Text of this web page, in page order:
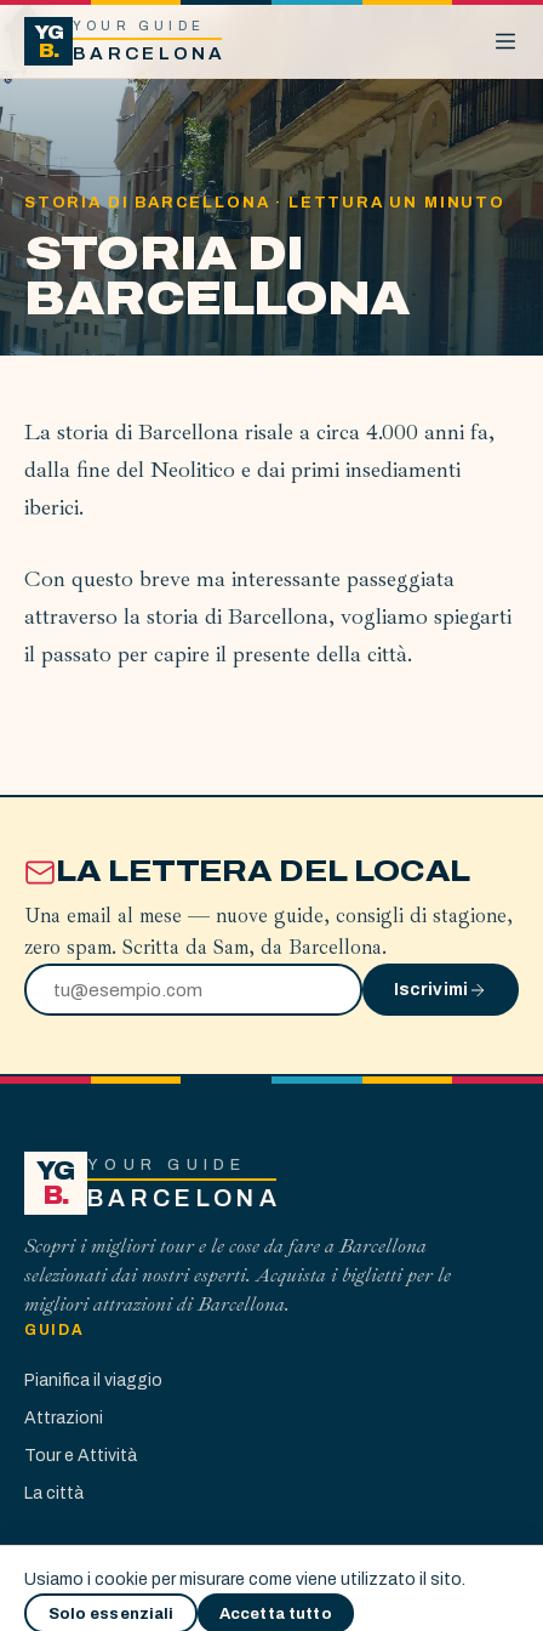
YG
B.
YOUR GUIDE
BARCELONA
STORIA DI BARCELLONA · LETTURA UN MINUTO
STORIA DI
BARCELLONA
La storia di Barcellona risale a circa 4.000 anni fa,
dalla fine del Neolitico e dai primi insediamenti
iberici.
Con questo breve ma interessante passeggiata
attraverso la storia di Barcellona, vogliamo spiegarti
il passato per capire il presente della città.
LA LETTERA DEL LOCAL
Una email al mese — nuove guide, consigli di stagione,
zero spam. Scritta da Sam, da Barcellona.
Iscrivimi
YG
B.
YOUR GUIDE
BARCELONA
Scopri i migliori tour e le cose da fare a Barcellona
selezionati dai nostri esperti. Acquista i biglietti per le
migliori attrazioni di Barcellona.
GUIDA
Pianifica il viaggio
Attrazioni
Tour e Attività
La città
EnglishEspañolItaliano
Usiamo i cookie per misurare come viene utilizzato il sito.
Solo essenziali Accetta tutto